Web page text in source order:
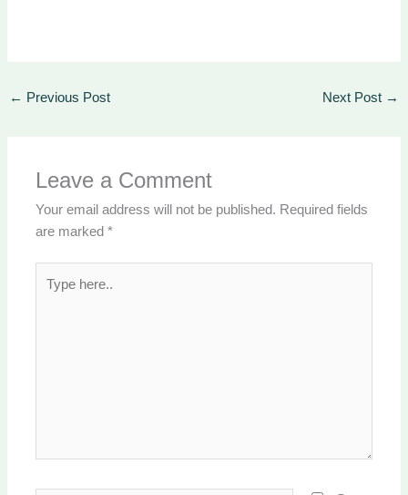
← Previous Post Next Post →
Leave a Comment
Your email address will not be published. Required fields
are marked*
here..